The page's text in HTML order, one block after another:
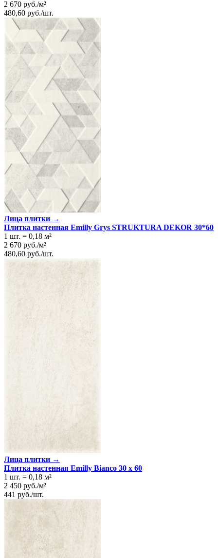
2 670 руб./м²
480,60 руб./шт.
Лица плитки →
Плитка настенная Emilly Grys STRUKTURA DEKOR 30*60
1 шт. = 0,18 м²
2 670 руб./м²
480,60 руб./шт.
Лица плитки →
Плитка настенная Emilly Bianco 30 x 60
1 шт. = 0,18 м²
2 450 руб./м²
441 руб./шт.